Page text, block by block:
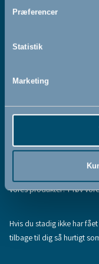
Præferencer
Statistik
Marketing
læst og accepteret
Fandt du ikke den
vores produkter? Prøv
Hvis du stadig ikke har
tilbage til dig så hurtigt